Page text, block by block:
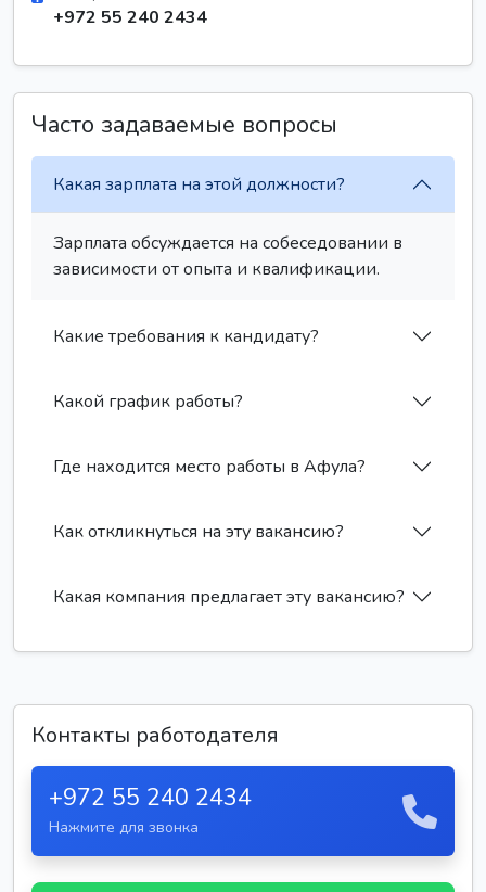
+972 55 240 2434
Часто задаваемые вопросы
Какая зарплата на этой должности?
Зарплата обсуждается на собеседовании в
зависимости от опыта и квалификации.
Какие требования к кандидату?
Какой график работы?
Где находится место работы в Афула?
Как откликнуться на эту вакансию?
Какая компания предлагает эту вакансию?
Контакты работодателя
+972 55 240 2434
Нажмите для звонка